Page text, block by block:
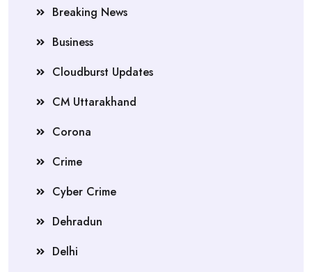
Breaking News
Business
Cloudburst Updates
CM Uttarakhand
Corona
Crime
Cyber Crime
Dehradun
Delhi